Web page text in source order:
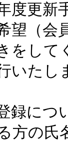
度更新
望（会
をして
いたし
録につ
方の氏